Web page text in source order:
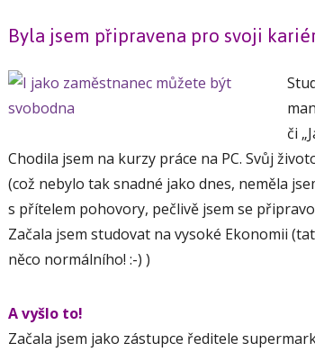
Byla jsem připravena pro svoji
či
Chodila jsem na kurzy práce na PC. Svůj
(což nebylo tak snadné jako dnes, neměla
s přítelem pohovory, pečlivě jsem se
Začala jsem studovat na vysoké Ekonomii
něco normálního! :-) )
A vyšlo to!
Začala jsem jako zástupce ředitele